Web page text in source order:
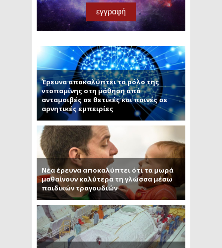
Έρευνα αποκαλύπτει το ρόλο της
ντοπαμίνης στη μάθηση από
ανταμοιβές σε θετικές και ποινές σε
αρνητικές εμπειρίες
Νέα έρευνα αποκαλύπτει ότι τα μωρά
μαθαίνουν καλύτερα τη γλώσσα μέσω
παιδικών τραγουδιών